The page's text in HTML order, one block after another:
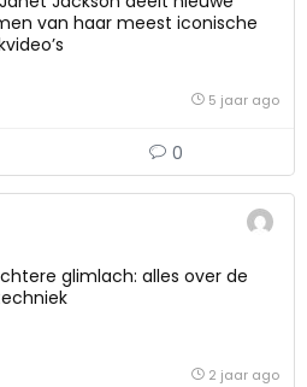
van haar meest iconische
5 jaar ago
0
glimlach: alles over de
2 jaar ago